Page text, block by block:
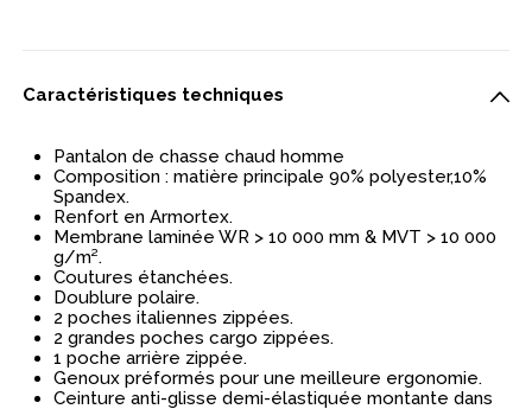
Caractéristiques techniques
Pantalon de chasse chaud homme
Composition : matière principale 90% polyester,10%
Spandex.
Renfort en Armortex.
Membrane laminée WR > 10 000 mm & MVT > 10 000
g/m².
Coutures étanchées.
Doublure polaire.
2 poches italiennes zippées.
2 grandes poches cargo zippées.
1 poche arrière zippée.
Genoux préformés pour une meilleure ergonomie.
Ceinture anti-glisse demi-élastiquée montante dans